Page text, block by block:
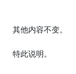
其他内容不变。
特此说明。